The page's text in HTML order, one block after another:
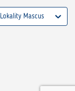
Lokality Mascus